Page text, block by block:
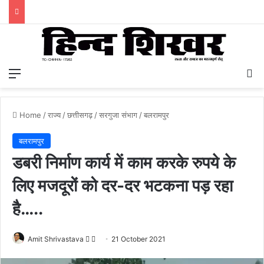
Home /राज्य/छत्तीसगढ़/सरगुजा संभाग/बलरामपुर
बलरामपुर
डबरी निर्माण कार्य में काम करके रुपये के
लिए मजदूरों को दर-दर भटकना पड़ रहा
है…..
Amit Shrivastava
F
21 October 2021